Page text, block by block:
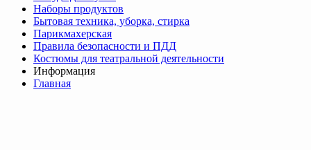
Наборы продуктов
Бытовая техника, уборка, стирка
Парикмахерская
Правила безопасности и ПДД
Костюмы для театральной деятельности
Информация
Главная